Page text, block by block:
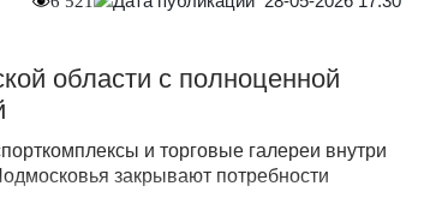
области с полноценной
и торговые галереи внутри
закрывают потребности